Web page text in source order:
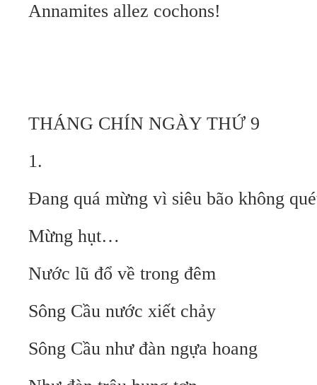
Annamites allez cochons!
THÁNG CHÍN NGÀY THỨ 9
1.
Đang quá mừng vì siêu bão không
Mừng hụt…
Nước lũ đổ về trong đêm
Sông Cầu nước xiết chảy
Sông Cầu như đàn ngựa hoang